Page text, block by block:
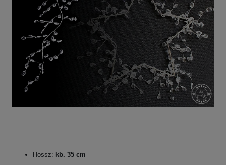
Hossz: kb. 35 cm